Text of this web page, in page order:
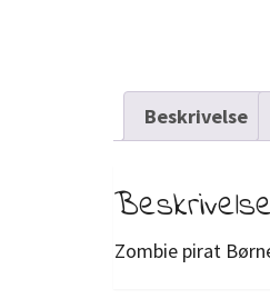
Beskrivelse
Zombie pirat